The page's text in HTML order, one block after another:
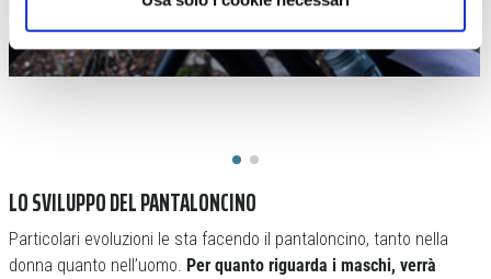
LO SVILUPPO DEL PANTALONCINO
Particolari evoluzioni le sta facendo il pantaloncino, tanto nella
donna quanto nell’uomo. Per quanto riguarda i maschi, verrà